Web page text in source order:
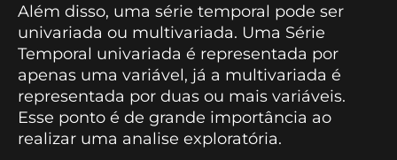
Além disso, uma série temporal pode ser
univariada ou multivariada. Uma Série
Temporal univariada é representada por
apenas uma variável, já a multivariada é
representada por duas ou mais variáveis.
Esse ponto é de grande importância ao
realizar uma analise exploratória.